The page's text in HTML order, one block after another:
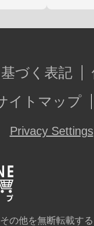
づく表記
イトマップ
Privacy Settings
の他を無断転載す